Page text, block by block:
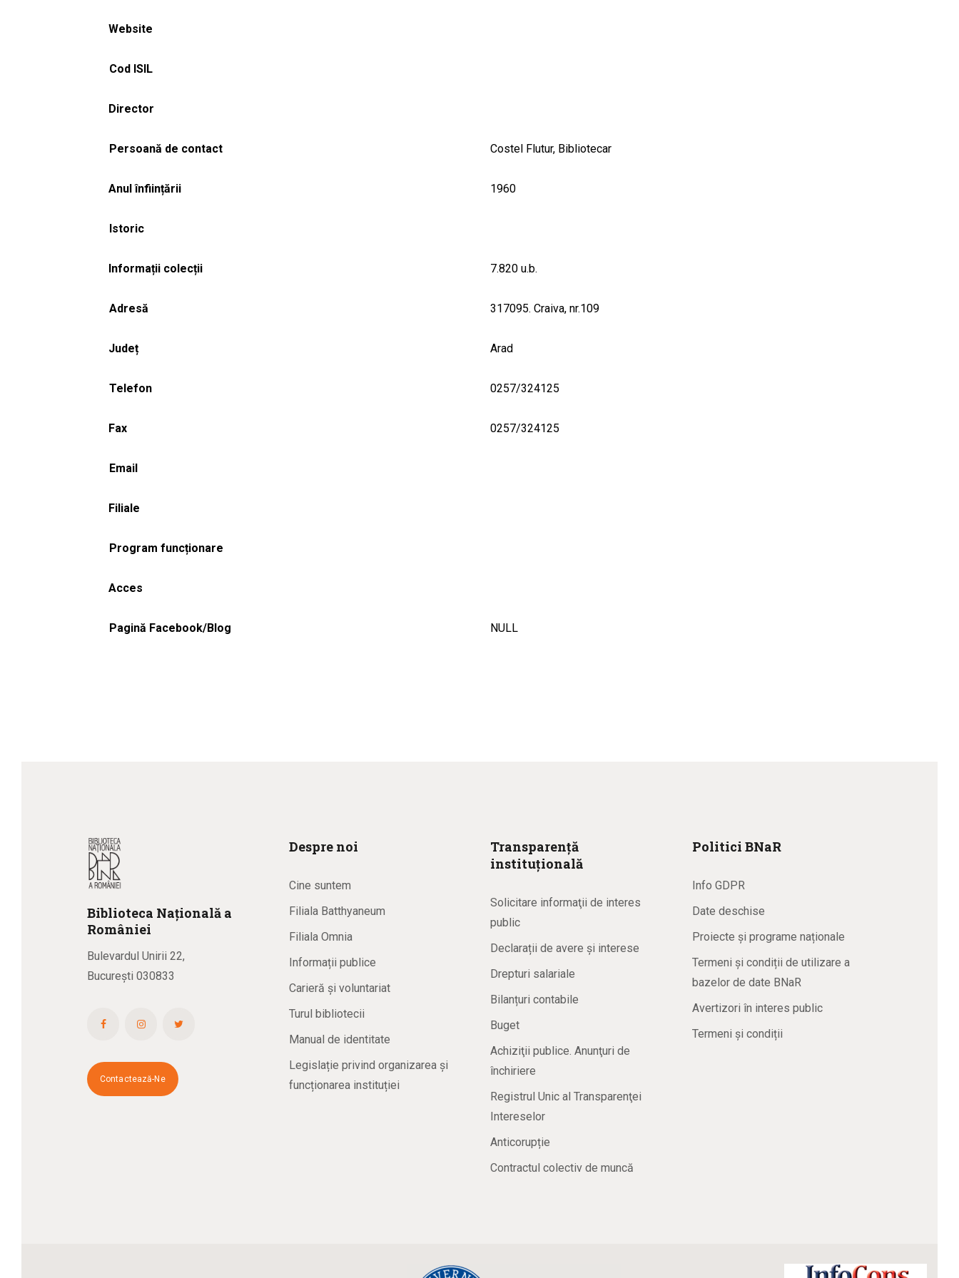
Website
Cod ISIL
Director
Persoană de contact Costel Flutur, Bibliotecar
Anul înființării 1960
Istoric
Informații colecții 7.820 u.b.
Adresă 317095. Craiva, nr.109
Județ Arad
Telefon 0257/324125
Fax 0257/324125
Email
Filiale
Program funcționare
Acces
Pagină Facebook/Blog NULL
Biblioteca Națională a
României
Bulevardul Unirii 22,
București 030833
Contactează-Ne
Despre noi
Cine suntem
Filiala Batthyaneum
Filiala Omnia
Informații publice
Carieră și voluntariat
Turul bibliotecii
Manual de identitate
Legislație privind organizarea și
funcționarea instituției
Transparență
instituțională
Solicitare informaţii de interes
public
Declarații de avere și interese
Drepturi salariale
Bilanțuri contabile
Buget
Achiziţii publice. Anunţuri de
închiriere
Registrul Unic al Transparenţei
Intereselor
Anticorupție
Contractul colectiv de muncă
Politici BNaR
Info GDPR
Date deschise
Proiecte și programe naționale
Termeni și condiții de utilizare a
bazelor de date BNaR
Avertizori în interes public
Termeni și condiții